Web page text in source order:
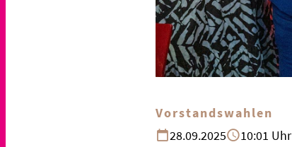
Vorstandswahlen
28.09.2025
10:01 Uhr